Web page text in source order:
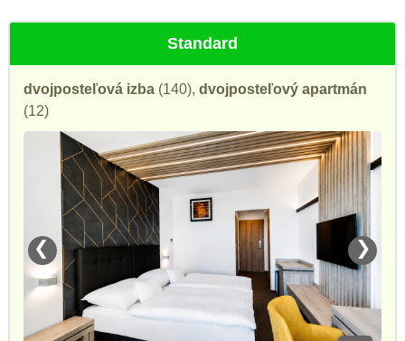
Standard
dvojposteľová izba (140), dvojposteľový apartmán
(12)
❮ ❯